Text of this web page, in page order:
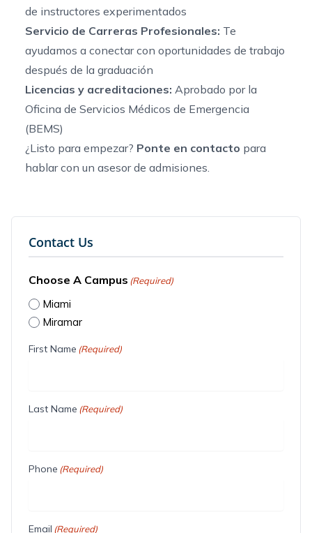
de instructores experimentados
Servicio de Carreras Profesionales: Te
ayudamos a conectar con oportunidades de trabajo
después de la graduación
Licencias y acreditaciones: Aprobado por la
Oficina de Servicios Médicos de Emergencia
(BEMS)
¿Listo para empezar? Ponte en contacto para
hablar con un asesor de admisiones.
Contact Us
Choose A Campus (Required)
Miami
Miramar
First Name (Required)
Last Name (Required)
Phone (Required)
Email (Required)